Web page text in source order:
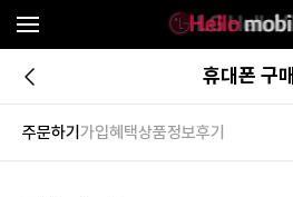
휴대폰 구매
주문하기 가입혜택상품정보후기